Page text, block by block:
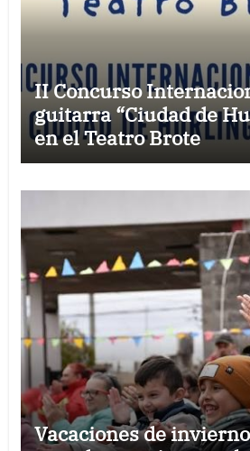
II Concurso
guitarra “Ciudad de
en el Teatro Brote
Vacaciones de